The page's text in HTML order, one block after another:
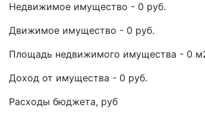
Недвижимое имущество - 0 руб.
Движимое имущество - 0 руб.
Площадь недвижимого имущества - 0
Доход от имущества - 0 руб.
Расходы бюджета, руб